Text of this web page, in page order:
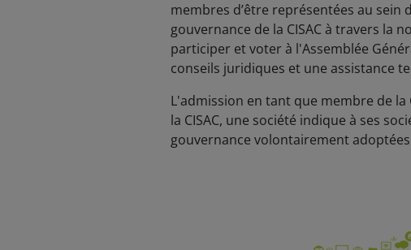
membres d’être représentées au sein
gouvernance de la CISAC à travers
participer et voter à l'Assemblée
conseils juridiques et une assistance
L'admission en tant que membre de la
la CISAC, une société indique à ses
gouvernance volontairement